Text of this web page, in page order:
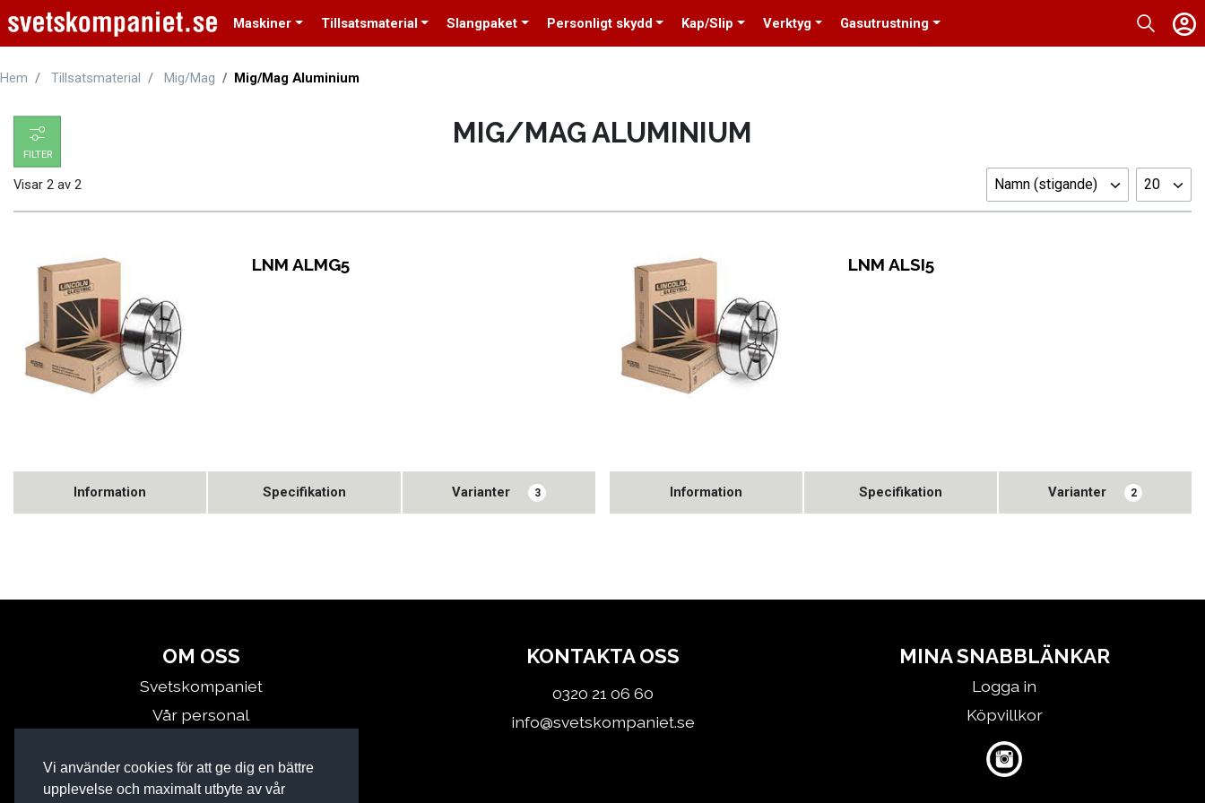
Vi använder cookies för att ge dig en bättre
upplevelse och maximalt utbyte av vår
Maskiner Tillsatsmaterial Slangpaket Personligt skydd Kap/Slip Verktyg Gasutrustning
Hem Tillsatsmaterial Mig/Mag Mig/Mag Aluminium
MIG/MAG ALUMINIUM
Visar 2 av 2 Namn (stigande) 20
FILTER
LNM ALMG5
Information Specifikation Varianter 3
LNM ALSI5
Information Specifikation Varianter 2
OM OSS
Svetskompaniet
Vår personal
Miljö
KONTAKTA OSS
0320 21 06 60
info@svetskompaniet.se
MINA SNABBLÄNKAR
Logga in
Köpvillkor